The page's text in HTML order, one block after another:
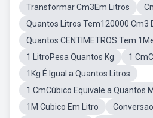
Transformar Cm3Em Litros
Quantos Litros Tem120000 Cm3
Quantos CENTIMETROS Tem
1 LitroPesa Quantos Kg
1
1Kg É Igual a Quantos Litros
1 CmCúbico Equivale a Quantos Ml
1M Cubico Em Litro